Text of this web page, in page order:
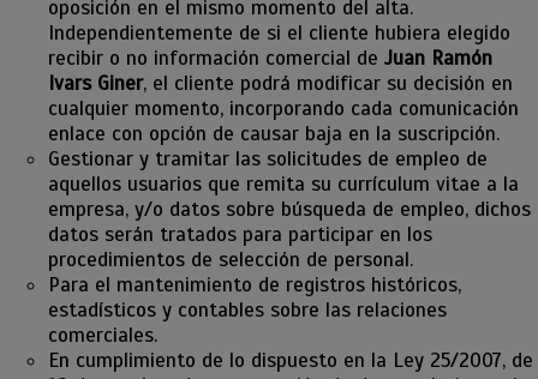
oposición en el mismo momento del alta.
Independientemente de si el cliente hubiera elegido
recibir o no información comercial de Juan Ramón
Ivars Giner, el cliente podrá modificar su decisión en
cualquier momento, incorporando cada comunicación
enlace con opción de causar baja en la suscripción.
Gestionar y tramitar las solicitudes de empleo de
aquellos usuarios que remita su currículum vitae a la
empresa, y/o datos sobre búsqueda de empleo, dichos
datos serán tratados para participar en los
procedimientos de selección de personal.
Para el mantenimiento de registros históricos,
estadísticos y contables sobre las relaciones
comerciales.
En cumplimiento de lo dispuesto en la Ley 25/2007, de